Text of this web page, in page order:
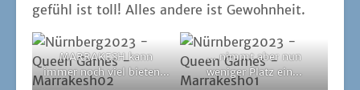
ge­fühl ist toll! Alles ande­re ist Gewohnheit.
MARRAKESH kann
immer noch viel bieten...
... nimmt aber nun
weni­ger Platz ein...